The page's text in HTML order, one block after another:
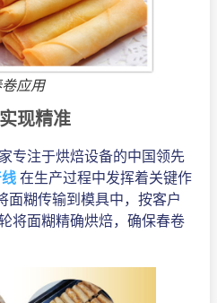
应用
现精准
专注于烘焙设备的中国领先
在生产过程中发挥着关键作
面糊传输到模具中，按客户
将面糊精确烘焙，确保春卷